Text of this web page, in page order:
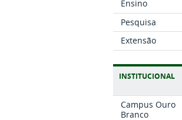
Ensino
Pesquisa
Extensão
INSTITUCIONAL
Campus Ouro
Branco